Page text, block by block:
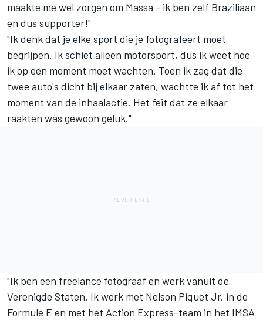
maakte me wel zorgen om Massa - ik ben zelf Braziliaan
en dus supporter!"
"Ik denk dat je elke sport die je fotografeert moet
begrijpen. Ik schiet alleen motorsport, dus ik weet hoe
ik op een moment moet wachten. Toen ik zag dat die
twee auto's dicht bij elkaar zaten, wachtte ik af tot het
moment van de inhaalactie. Het feit dat ze elkaar
raakten was gewoon geluk."
"Ik ben een freelance fotograaf en werk vanuit de
Verenigde Staten. Ik werk met Nelson Piquet Jr. in de
Formule E en met het Action Express-team in het IMSA